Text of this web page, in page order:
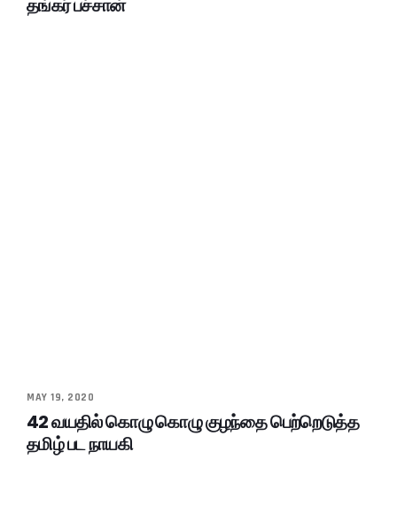
தங்கர் பச்சான்
MAY 19, 2020
42 வயதில் கொழு கொழு குழந்தை பெற்றெடுத்த
தமிழ் பட நாயகி